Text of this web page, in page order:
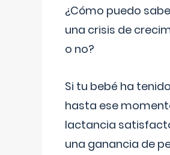
¿Cómo puedo
una crisis de
o no?
Si tu bebé ha tenido
hasta ese
lactancia
una ganancia de